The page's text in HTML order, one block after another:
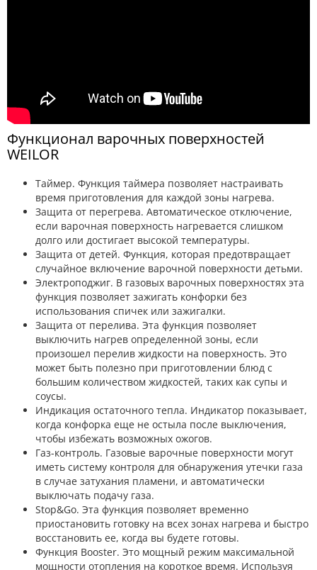
Функционал варочных поверхностей
WEILOR
Таймер. Функция таймера позволяет настраивать
время приготовления для каждой зоны нагрева.
Защита от перегрева. Автоматическое отключение,
если варочная поверхность нагревается слишком
долго или достигает высокой температуры.
Защита от детей. Функция, которая предотвращает
случайное включение варочной поверхности детьми.
Электроподжиг. В газовых варочных поверхностях эта
функция позволяет зажигать конфорки без
использования спичек или зажигалки.
Защита от перелива. Эта функция позволяет
выключить нагрев определенной зоны, если
произошел перелив жидкости на поверхность. Это
может быть полезно при приготовлении блюд с
большим количеством жидкостей, таких как супы и
соусы.
Индикация остаточного тепла. Индикатор показывает,
когда конфорка еще не остыла после выключения,
чтобы избежать возможных ожогов.
Газ-контроль. Газовые варочные поверхности могут
иметь систему контроля для обнаружения утечки газа
в случае затухания пламени, и автоматически
выключать подачу газа.
Stop&Go. Эта функция позволяет временно
приостановить готовку на всех зонах нагрева и быстро
восстановить ее, когда вы будете готовы.
Функция Booster. Это мощный режим максимальной
мощности отопления на короткое время. Используя